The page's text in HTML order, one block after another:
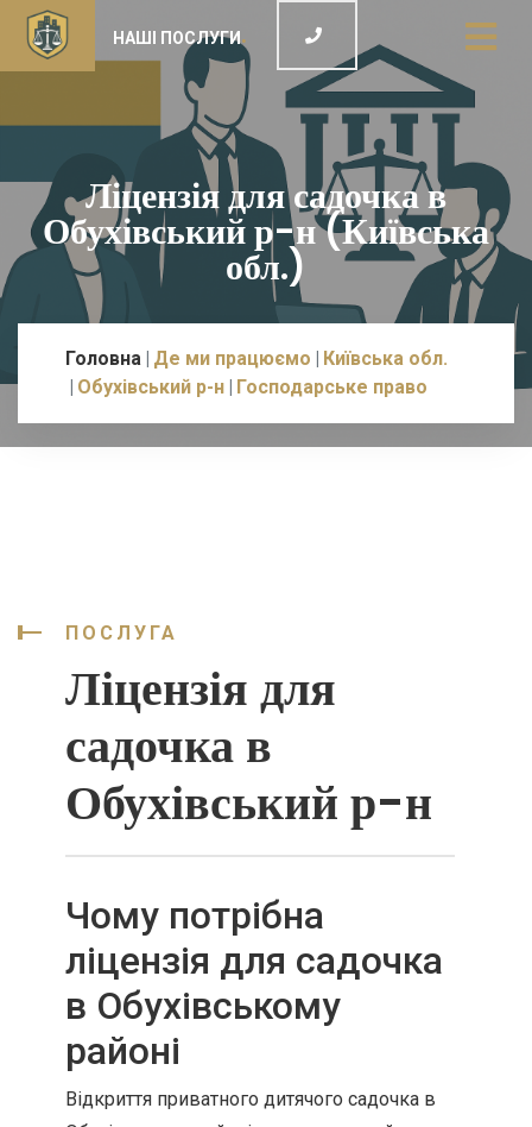
НАШІ ПОСЛУГИ
Ліцензія для садочка в
Обухівський р-н (Київська
обл.)
Головна Де ми працюємо
Київська обл.
Обухівський р-н Господарське право
ПОСЛУГА
Ліцензія для
садочка в
Обухівський р-н
Чому потрібна
ліцензія для садочка
в Обухівському
районі
Відкриття приватного дитячого садочка в